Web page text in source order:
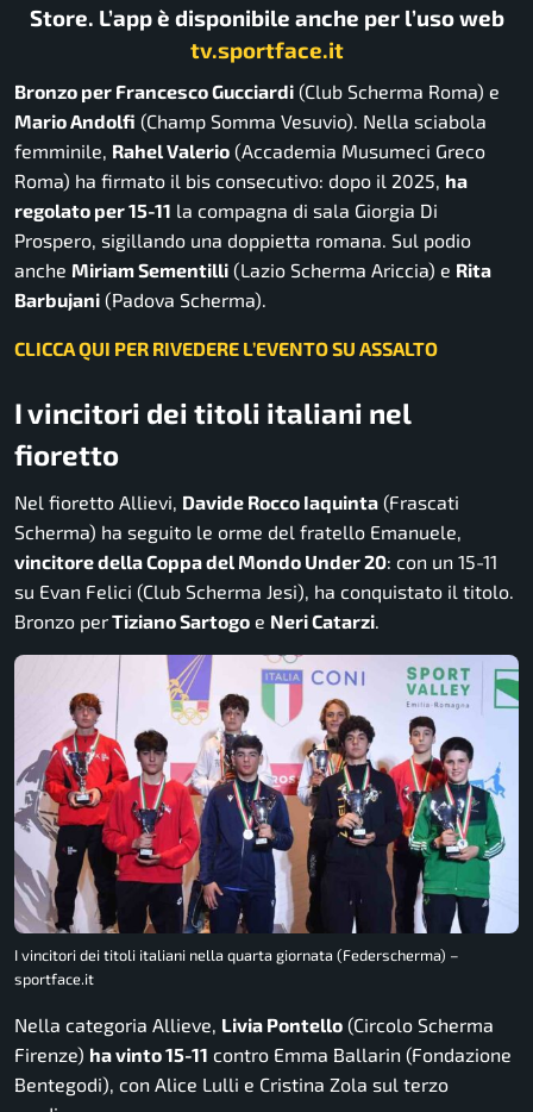
Store. L’app è disponibile anche per l’uso web
tv.sportface.it
Bronzo per Francesco Gucciardi (Club Scherma Roma) e
Mario Andolfi (Champ Somma Vesuvio). Nella sciabola
femminile, Rahel Valerio (Accademia Musumeci Greco
Roma) ha firmato il bis consecutivo: dopo il 2025, ha
regolato per 15-11 la compagna di sala Giorgia Di
Prospero, sigillando una doppietta romana. Sul podio
anche Miriam Sementilli (Lazio Scherma Ariccia) e Rita
Barbujani (Padova Scherma).
CLICCA QUI PER RIVEDERE L’EVENTO SU ASSALTO
I vincitori dei titoli italiani nel
fioretto
Nel fioretto Allievi, Davide Rocco Iaquinta (Frascati
Scherma) ha seguito le orme del fratello Emanuele,
vincitore della Coppa del Mondo Under 20: con un 15-11
su Evan Felici (Club Scherma Jesi), ha conquistato il titolo.
Bronzo perTiziano Sartogo e Neri Catarzi
I vincitori dei titoli italiani nella quarta giornata (Federscherma) –
sportface.it
Nella categoria Allieve, Livia Pontello (Circolo Scherma
Firenze) ha vinto 15-11 contro Emma Ballarin (Fondazione
Bentegodi), con Alice Lulli e Cristina Zola sul terzo